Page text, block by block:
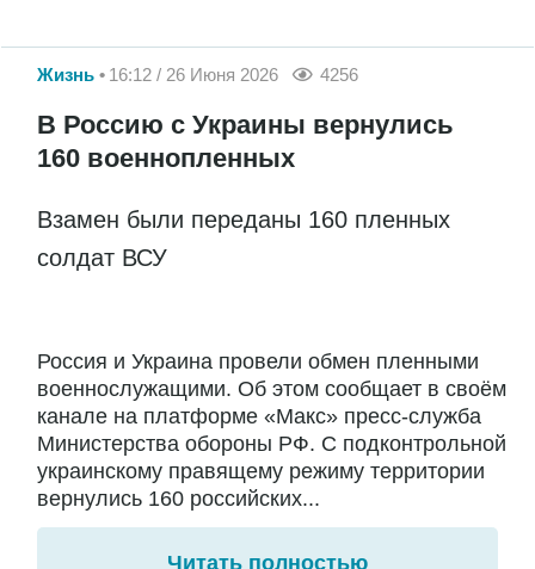
Жизнь 16:12 / 26 Июня 2026 4256
В Россию с Украины вернулись
160 военнопленных
Взамен были переданы 160 пленных
солдат ВСУ
Россия и Украина провели обмен пленными
военнослужащими. Об этом сообщает в своём
канале на платформе «Макс» пресс-служба
Министерства обороны РФ. С подконтрольной
украинскому правящему режиму территории
вернулись 160 российских...
Читать полностью